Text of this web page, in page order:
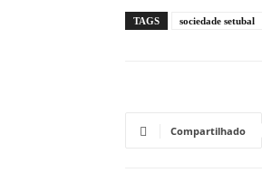
TAGS sociedade setubal
Compartilhado